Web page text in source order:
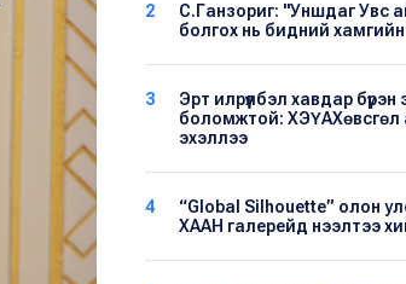
2
С.Ганзориг: "Уншдаг Увс
болгох нь бидний
3
Эрт илрүүлбэл хавдар
боломжтой: ХЭҮА​Хөвсгөл
эхэллээ
4
“Global Silhouette” олон
ХААН галерейд нээлтээ